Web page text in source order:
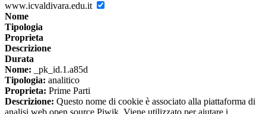
www.icvaldivara.edu.it
Nome
Tipologia
Proprieta
Descrizione
Durata
Nome: _pk_id.1.a85d
Tipologia: analitico
Proprieta: Prime Parti
Descrizione: Questo nome di cookie è associato alla piattaforma di